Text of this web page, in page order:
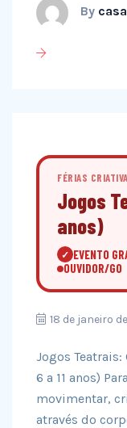
By
FÉRIAS
Jogos
anos)
✓ EVENTO
OUVIDOR/GO
18 de janeiro
Jogos
6 a 11 anos)
movimentar,
através do